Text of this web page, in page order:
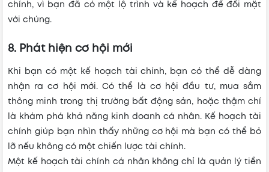
chính, vì bạn đã có một lộ trình và kế hoạch để đối mặt
với chúng.
8. Phát hiện cơ hội mới
Khi bạn có một kế hoạch tài chính, bạn có thể dễ dàng
nhận ra cơ hội mới. Có thể là cơ hội đầu tư, mua sắm
thông minh trong thị trường bất động sản, hoặc thậm chí
là khám phá khả năng kinh doanh cá nhân. Kế hoạch tài
chính giúp bạn nhìn thấy những cơ hội mà bạn có thể bỏ
lỡ nếu không có một chiến lược tài chính.
Một kế hoạch tài chính cá nhân không chỉ là quản lý tiền